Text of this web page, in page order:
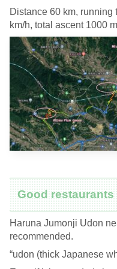
Distance 60 km,
km/h, total ascent 1000
Good
Haruna Jumonji Udon
recommended.
“udon (thick Japanese